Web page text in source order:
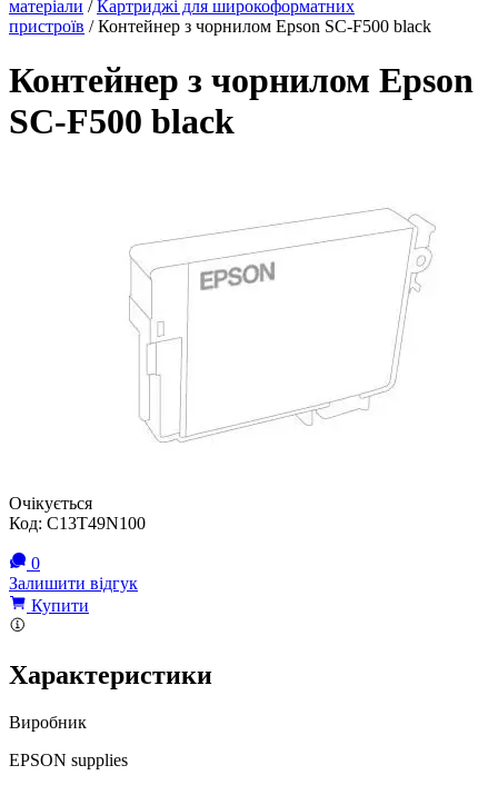
матеріали /Картриджі для широкоформатних
пристроїв / Контейнер з чорнилом Epson SC-F500 black
Контейнер з чорнилом Epson
SC-F500 black
Очікується
Код: C13T49N100
0
Залишити відгук
Купити
Характеристики
Виробник
EPSON supplies